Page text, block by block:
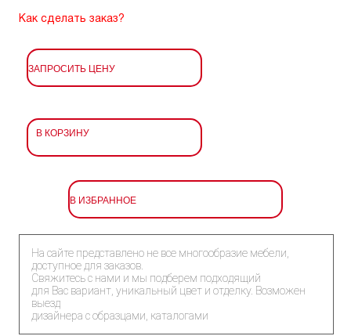
Как сделать заказ?
ЗАПРОСИТЬ ЦЕНУ
В КОРЗИНУ
В ИЗБРАННОЕ
На сайте представлено не все многообразие мебели,
доступное для заказов.
Свяжитесь с нами и мы подберем подходящий
для Вас вариант, уникальный цвет и отделку. Возможен
выезд
дизайнера с образцами, каталогами